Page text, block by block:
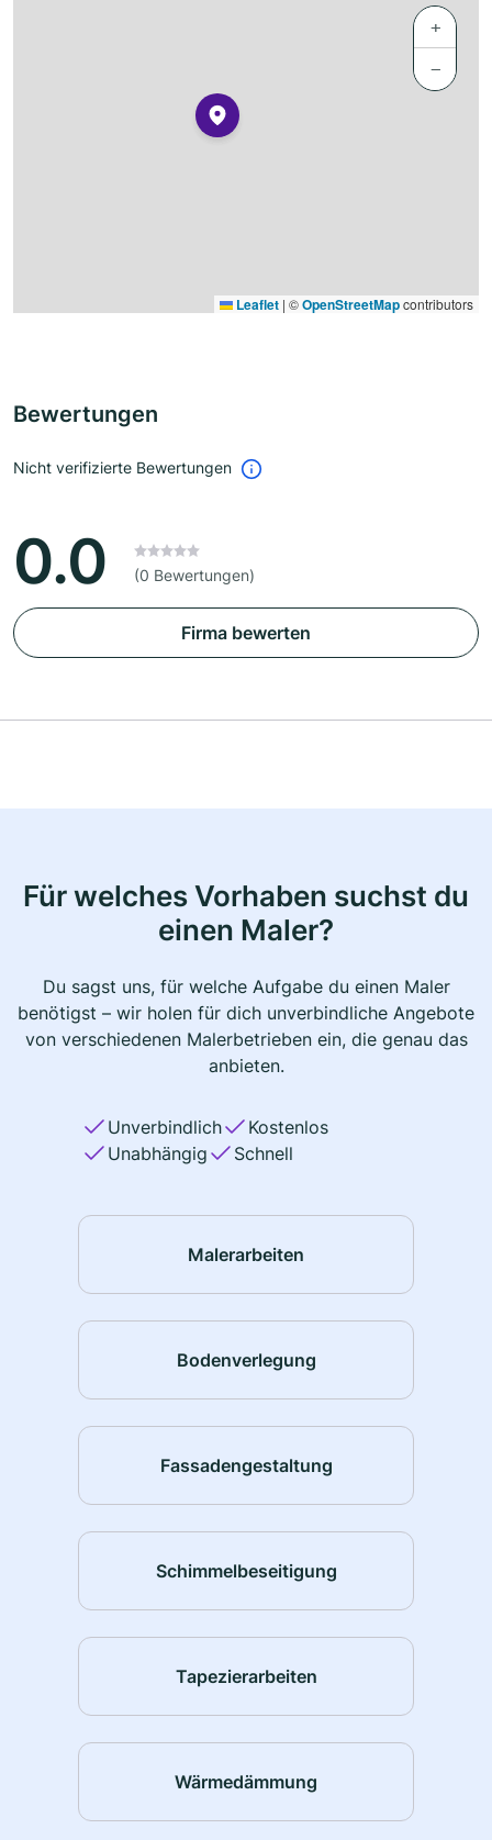
+
−
Leaflet | ©OpenStreetMapcontributors
Bewertungen
Nicht verifizierte Bewertungen
0.0 (0 Bewertungen)
Firma bewerten
Für welches Vorhaben suchst du
einen Maler?
Du sagst uns, für welche Aufgabe du einen Maler
benötigst – wir holen für dich unverbindliche Angebote
von verschiedenen Malerbetrieben ein, die genau das
anbieten.
Unverbindlich
Kostenlos
Unabhängig
Schnell
Malerarbeiten
Bodenverlegung
Fassadengestaltung
Schimmelbeseitigung
Tapezierarbeiten
Wärmedämmung